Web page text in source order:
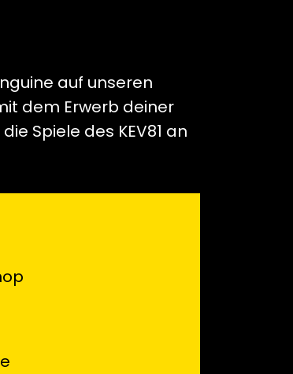
auf unseren
dem Erwerb deiner
Spiele des KEV81 an